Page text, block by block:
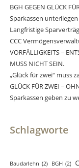
BGH GEGEN GLÜCK
Sparkassen
Langfristige
CCC
VORFÄLLIGKEITS –
MUSS NICHT SEIN.
„Glück für zwei“ muss
GLÜCK FÜR ZWEI –
Sparkassen geben zu
Schlagworte
Baudarlehn (2) BGH (2)